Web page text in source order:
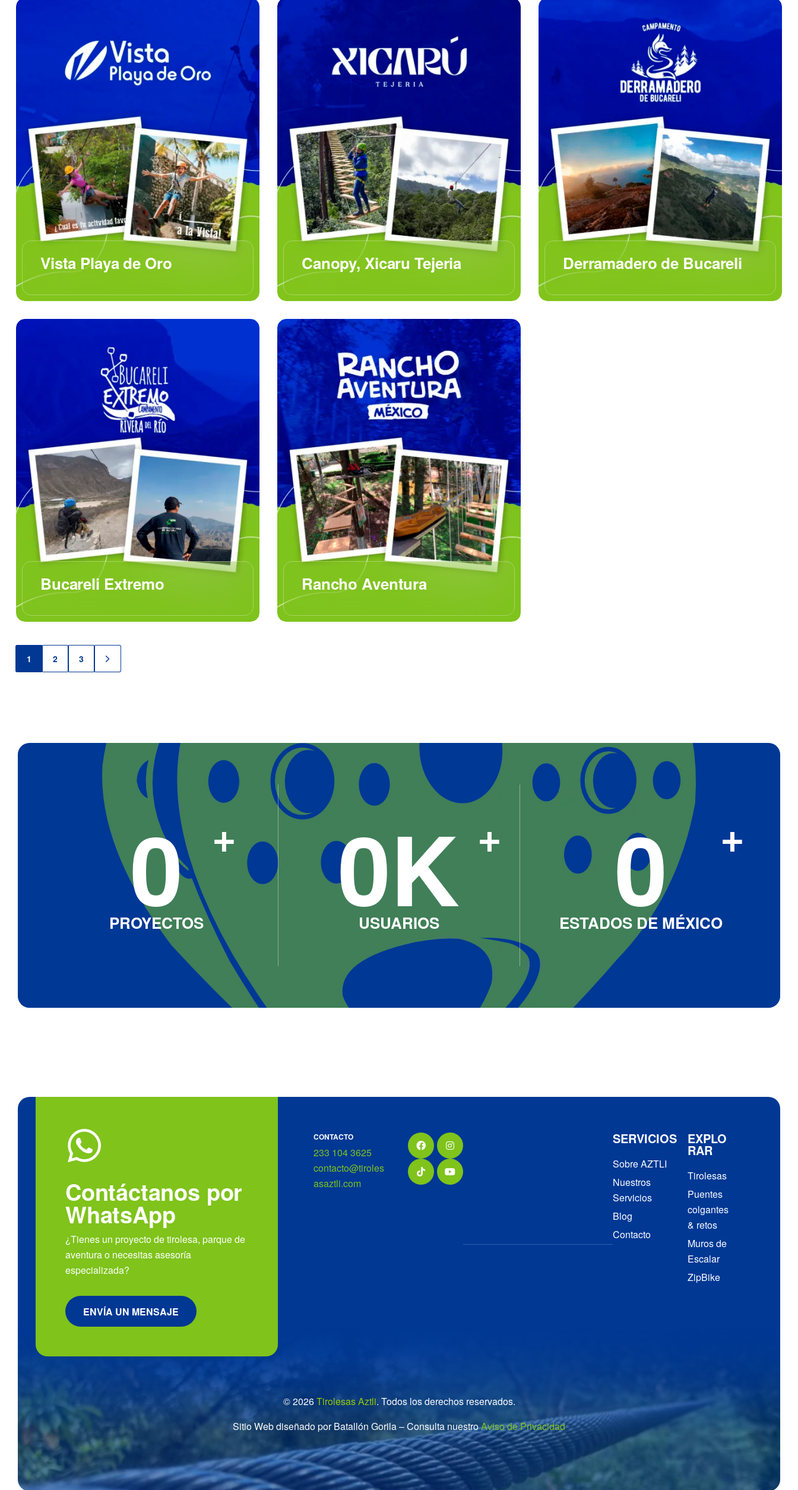
Vista Playa de Oro Canopy, Xicaru Tejeria Derramadero de Bucareli
Bucareli Extremo Rancho Aventura
1 2 3
0 +
PROYECTOS 0K +
USUARIOS 0 +
ESTADOS DE MÉXICO
Contáctanos por
WhatsApp
¿Tienes un proyecto de tirolesa, parque de
aventura o necesitas asesoría
especializada?
ENVÍA UN MENSAJE
CONTACTO
233 104 3625
contacto@tiroles
asaztli.com
SERVICIOS
Sobre AZTLI
Nuestros
Servicios
Blog
Contacto
EXPLO
RAR
Tirolesas
Puentes
colgantes
& retos
Muros de
Escalar
ZipBike
© 2026Tirolesas Aztli. Todos los derechos reservados.
Sitio Web diseñado por Batallón Gorila – Consulta nuestroAviso de Privacidad